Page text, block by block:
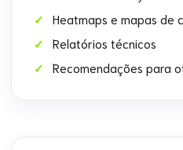
Heatmaps e mapas de
Relatórios técnicos
Recomendações para